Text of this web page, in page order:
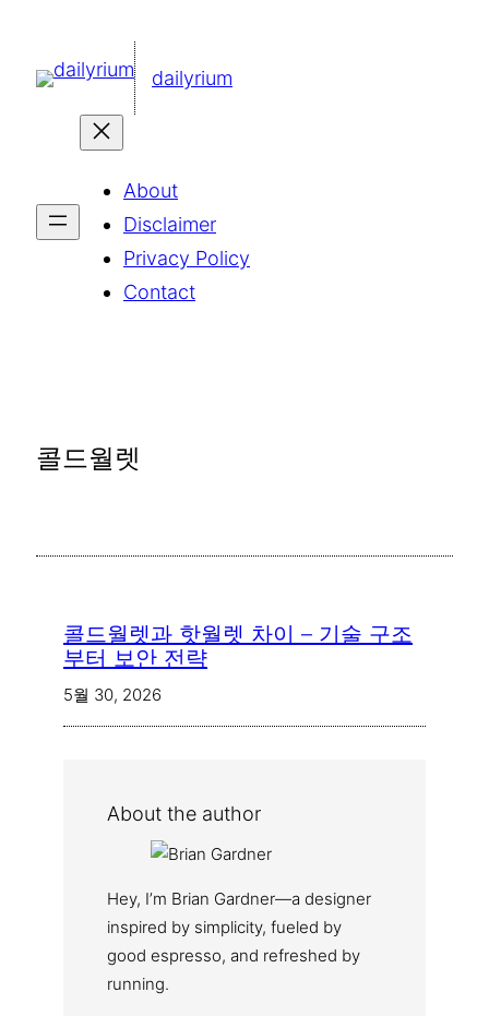
dailyrium
About
Disclaimer
Privacy Policy
Contact
콜드월렛
콜드월렛과 핫월렛 차이 – 기술 구조
부터 보안 전략
5월 30, 2026
About the author
Hey, I’m Brian Gardner—a designer
inspired by simplicity, fueled by
good espresso, and refreshed by
running.